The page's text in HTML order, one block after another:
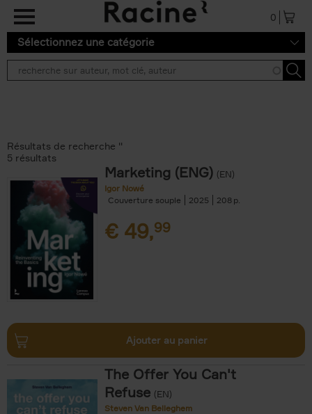
Aller au contenu principal
0
Sélectionnez une catégorie
Résultats de recherche ''
5 résultats
Marketing (ENG) (EN)
Igor Nowé
Couverture souple
2025 208
€ 49,99
Ajouter au panier
The Offer You Can't
Refuse (EN)
Steven Van Belleghem